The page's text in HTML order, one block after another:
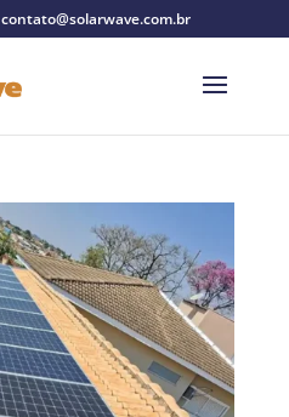
contato@solarwave.com.br